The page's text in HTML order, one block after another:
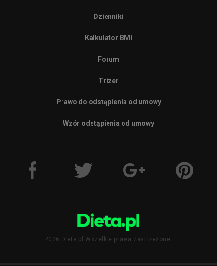
Dzienniki
Kalkulator BMI
Forum
Trizer
Prawo do odstąpienia od umowy
Wzór odstąpienia od umowy
2026 Dieta.pl Wszelkie prawa zastrzeżone.